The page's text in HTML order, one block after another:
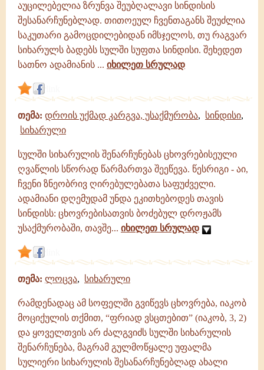
აუცილებელია ზრუნვა შეუბღალავი სინდისის
შესანარჩუნებლად. თითოეულ ჩვენთაგანს შეუძლია
საკუთარი გამოცდილებიდან იმსჯელოს, თუ რაგვარ
სიხარულს ბადებს სულში სუფთა სინდისი. შეხედეთ
სათნო ადამიანის ... იხილეთ სრულად
თემა: დროის უქმად კარგვა, უსაქმურობა, სინდისი,
სიხარული
სულში სიხარულის შენარჩუნებას ცხოვრებისეული
ღვაწლის სწორად წარმართვა შეეწევა. წესრიგი - აი,
ჩვენი ზნეობრივ ღირებულებათა საფუძველი.
ადამიანი დღემუდამ უნდა ეკითხებოდეს თავის
სინდისს: ცხოვრებისათვის ბოძებულ დროჟამს
უსაქმურობაში, თავშე... იხილეთ სრულად
თემა: ლოცვა, სიხარული
რამდენადაც ამ სოფელში გვიწევს ცხოვრება, იაკობ
მოციქულის თქმით, “ფრიად ვსცთებით” (იაკობ, 3, 2)
და ყოველთვის არ ძალგვიძს სულში სიხარულის
შენარჩუნება, მაგრამ გულმოწყალე უფალმა
სულიერი სიხარულის შესანარჩუნებლად ახალი